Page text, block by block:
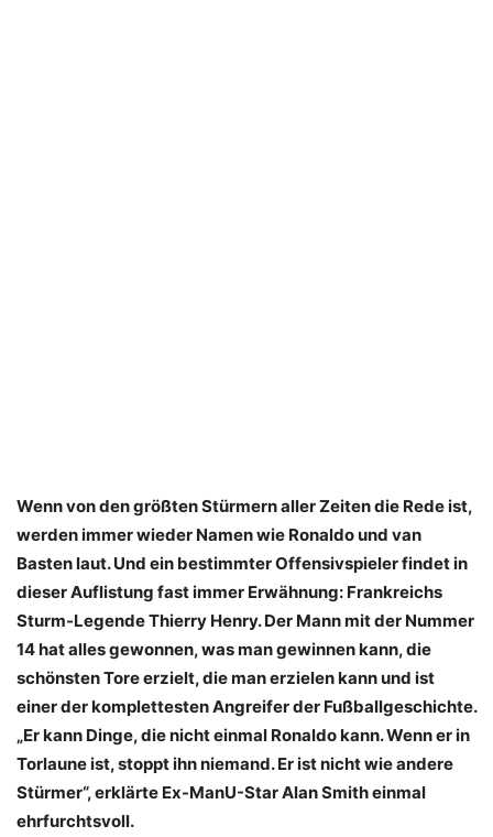
Wenn von den größten Stürmern aller Zeiten die Rede ist,
werden immer wieder Namen wie Ronaldo und van
Basten laut. Und ein bestimmter Offensivspieler findet in
dieser Auflistung fast immer Erwähnung: Frankreichs
Sturm-Legende Thierry Henry. Der Mann mit der Nummer
14 hat alles gewonnen, was man gewinnen kann, die
schönsten Tore erzielt, die man erzielen kann und ist
einer der komplettesten Angreifer der Fußballgeschichte.
„Er kann Dinge, die nicht einmal Ronaldo kann. Wenn er in
Torlaune ist, stoppt ihn niemand. Er ist nicht wie andere
Stürmer“, erklärte Ex-ManU-Star Alan Smith einmal
ehrfurchtsvoll.